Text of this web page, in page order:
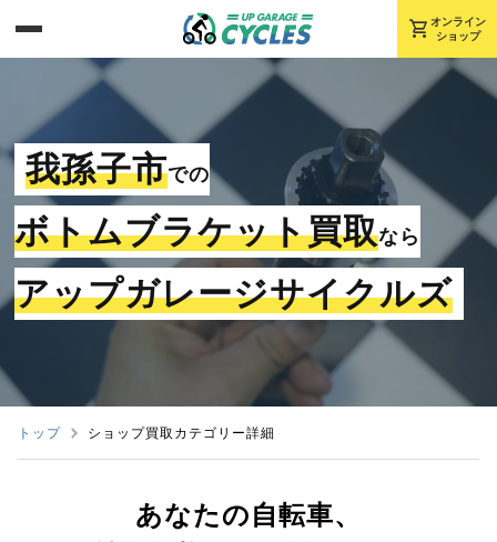
shopping_cart オンライン
ショップ
我孫子市での
ボトムブラケット買取なら
アップガレージサイクルズ
トップ ショップ買取カテゴリー詳細
あなたの自転車、